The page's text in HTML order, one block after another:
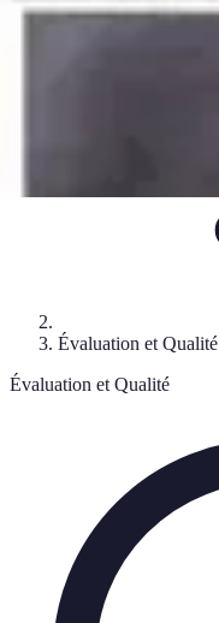
Évaluation et Qualité
Évaluation et Qualité